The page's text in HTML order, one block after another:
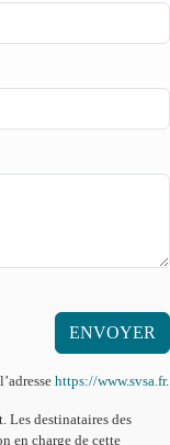
ENVOYER
https://www.svsa.fr.
Les destinataires des
en charge de cette